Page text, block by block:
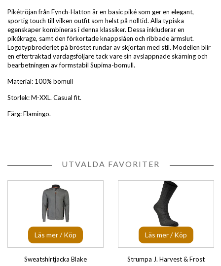
Pikétröjan från Fynch-Hatton är en basic piké som ger en elegant,
sportig touch till vilken outfit som helst på nolltid. Alla typiska
egenskaper kombineras i denna klassiker. Dessa inkluderar en
pikékrage, samt den förkortade knappslåen och ribbade ärmslut.
Logotypbroderiet på bröstet rundar av skjortan med stil. Modellen blir
en eftertraktad vardagsföljare tack vare sin avslappnade skärning och
bearbetningen av formstabil Supima-bomull.
Material: 100% bomull
Storlek: M-XXL. Casual fit.
Färg: Flamingo.
UTVALDA FAVORITER
Läs mer / Köp
Sweatshirtjacka Blake
Läs mer / Köp
Strumpa J. Harvest & Frost